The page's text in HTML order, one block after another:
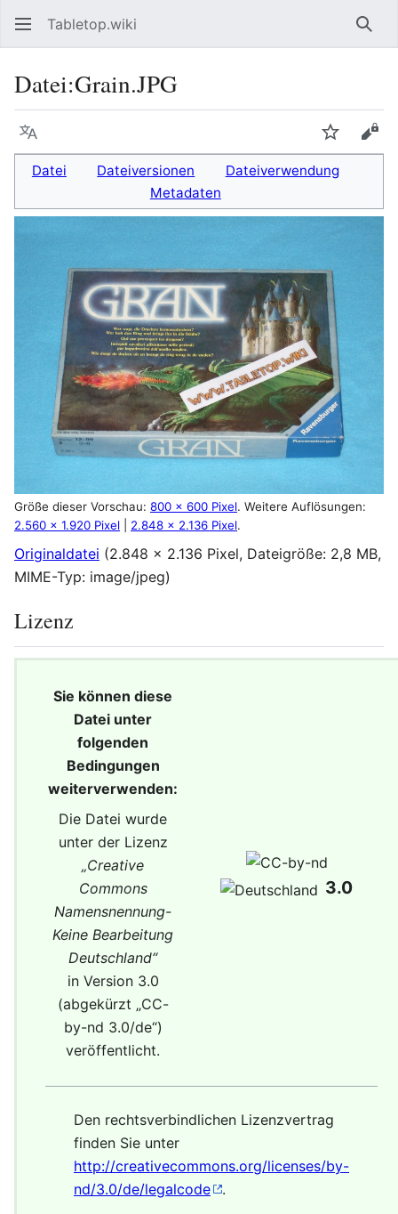
Tabletop.wiki
Datei:Grain.JPG
Sprache
Datei Dateiversionen
Dateiverwendung
Metadaten
Größe dieser Vorschau: 800 × 600 Pixel. Weitere Auflösungen:
2.560 × 1.920 Pixel
2.848 × 2.136 Pixel.
Originaldatei (2.848 × 2.136 Pixel, Dateigröße: 2,8 MB,
MIME-Typ: image/jpeg)
Lizenz
Sie können diese
Datei unter
folgenden
Bedingungen
weiterverwenden:
Die Datei wurde
unter der Lizenz
„Creative
Commons
Namensnennung-
Keine Bearbeitung
Deutschland“
in Version 3.0
(abgekürzt „CC-
by-nd 3.0/de“)
veröffentlicht.
3.0
Den rechtsverbindlichen Lizenzvertrag
finden Sie unter
http://creativecommons.org/licenses/by-
nd/3.0/de/legalcode
.